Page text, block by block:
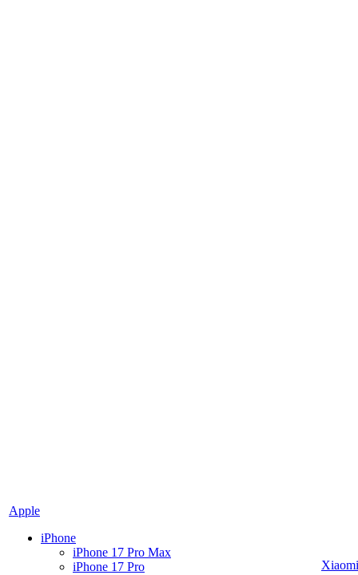
Apple
iPhone
iPhone 17 Pro Max
iPhone 17 Pro
Xiaomi